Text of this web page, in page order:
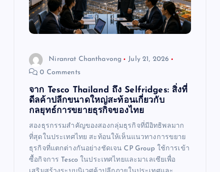
Niranrat Chanthavong
July 21, 2026
0 Comments
จาก Tesco Thailand ถึง Selfridges: สิ่งที่
ดีลค้าปลีกขนาดใหญ่สะท้อนเกี่ยวกับ
กลยุทธ์การขยายธุรกิจของไทย
สองธุรกรรมสำคัญของสองกลุ่มธุรกิจที่มีอิทธิพลมาก
ที่สุดในประเทศไทย สะท้อนให้เห็นแนวทางการขยาย
ธุรกิจที่แตกต่างกันอย่างชัดเจน CP Group ใช้การเข้า
ซื้อกิจการ Tesco ในประเทศไทยและมาเลเซียเพื่อ